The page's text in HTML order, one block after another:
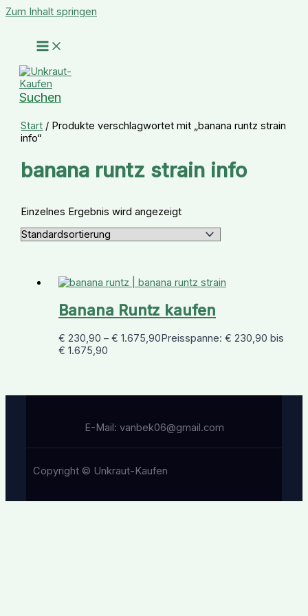
Zum Inhalt springen
Suchen
Start / Produkte verschlagwortet mit „banana runtz strain
info“
banana runtz strain info
Einzelnes Ergebnis wird angezeigt
Banana Runtz kaufen
€ 230,90 –€ 1.675,90Preisspanne: € 230,90 bis
€ 1.675,90
E-Mail: vanbek06@gmail.com
Copyright © Unkraut-Kaufen